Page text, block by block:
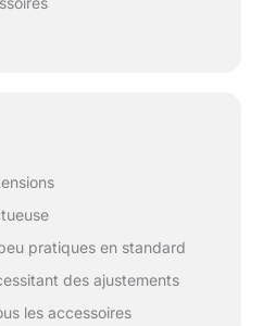
pratiques en standard
des ajustements
les accessoires